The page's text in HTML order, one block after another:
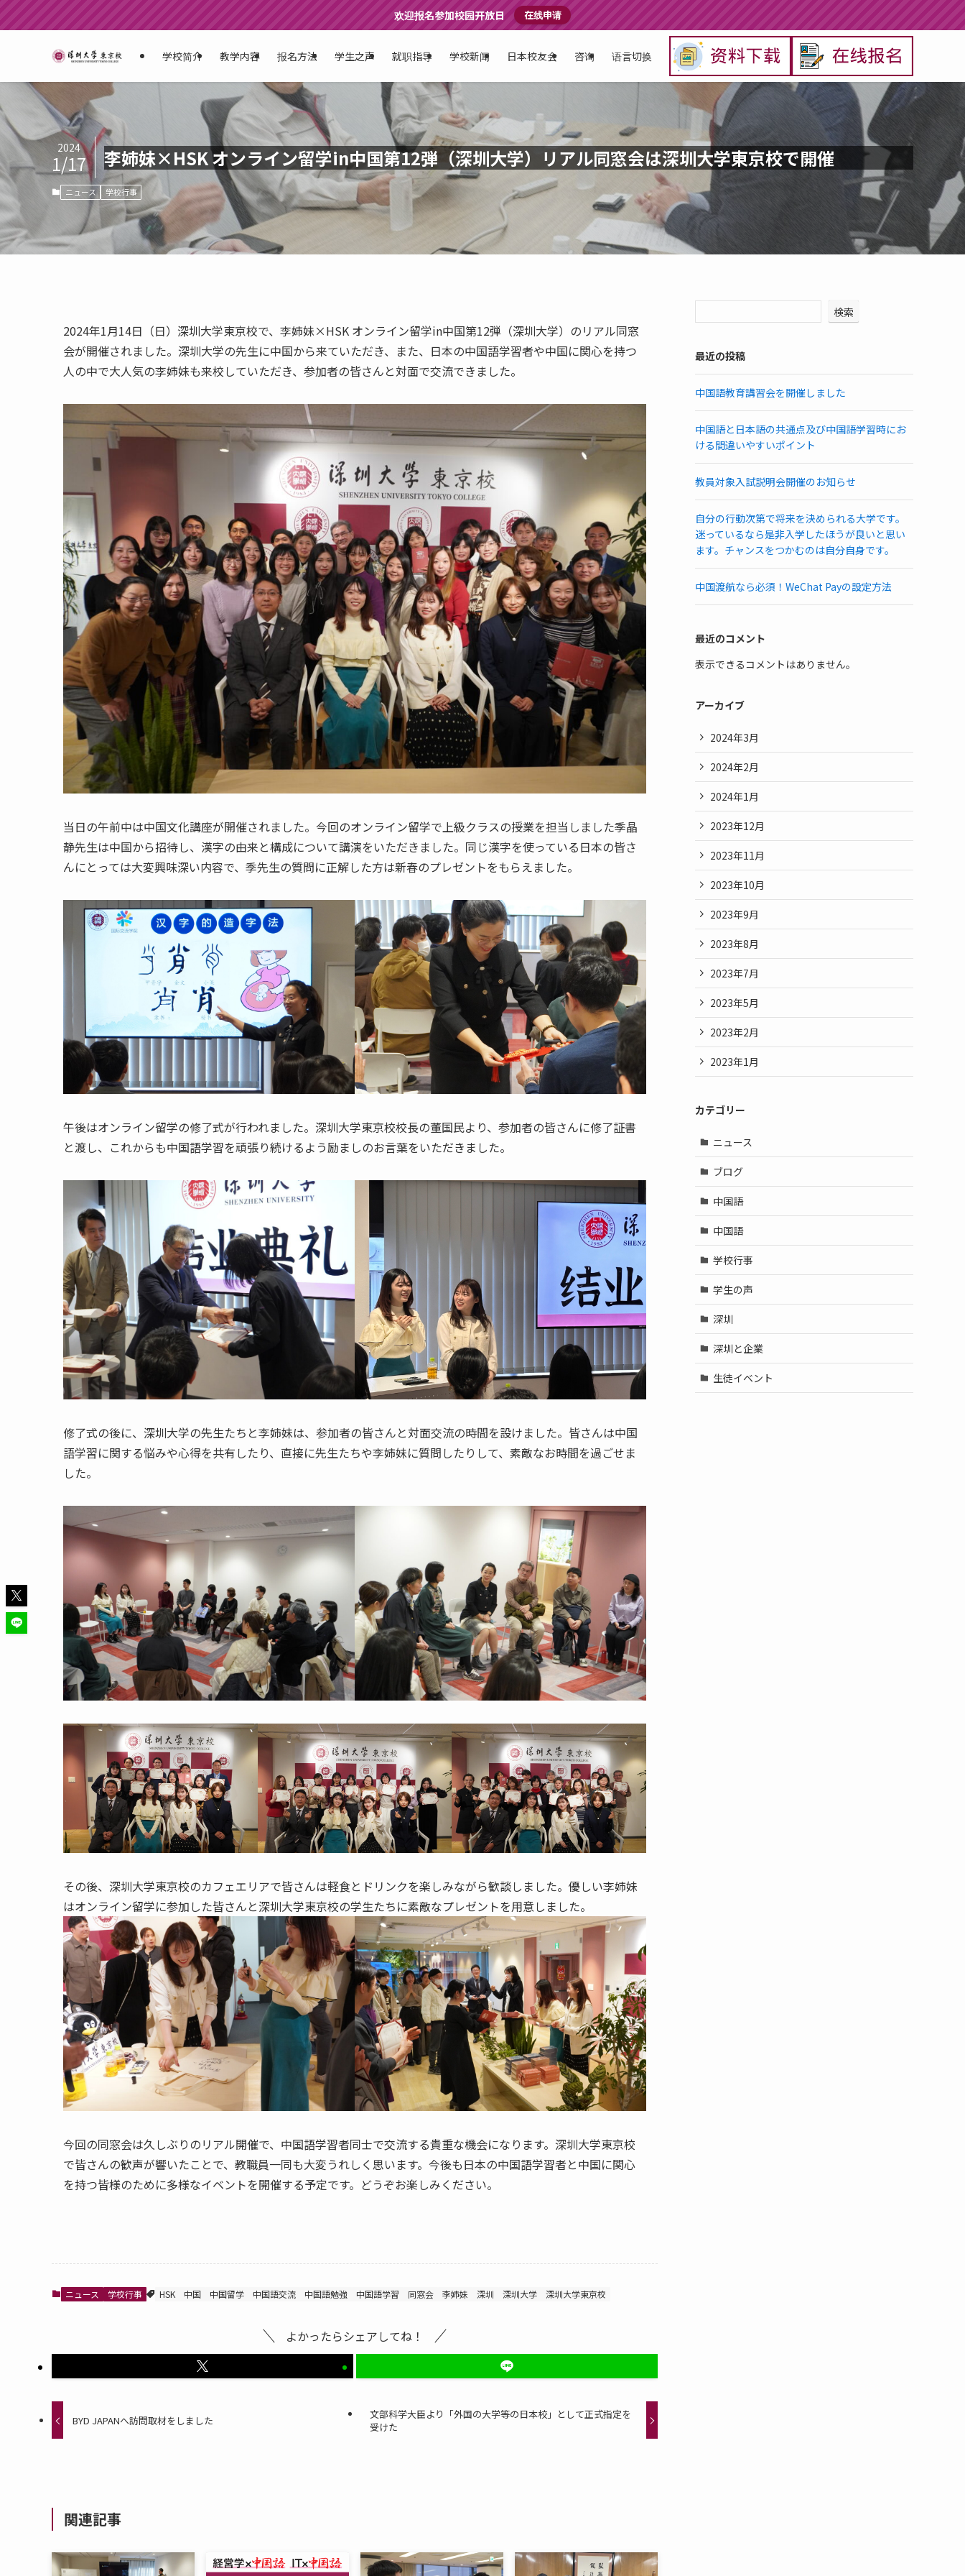
欢迎报名参加校园开放日 在线申请
学校简介 教学内容 报名方法 学生之声 就职指导 学校新闻 日本校友会 咨询 语言切换
李姉妹×HSK オンライン留学in中国第12弾（深圳大学）リアル同窓会は深圳大学東京校で開催
2024
1/17
ニュース 学校行事
2024年1月14日（日）深圳大学東京校で、李姉妹×HSK オンライン留学in中国第12弾（深圳大学）のリアル同窓
会が開催されました。深圳大学の先生に中国から来ていただき、また、日本の中国語学習者や中国に関心を持つ
人の中で大人気の李姉妹も来校していただき、参加者の皆さんと対面で交流できました。
当日の午前中は中国文化講座が開催されました。今回のオンライン留学で上級クラスの授業を担当しました季晶
静先生は中国から招待し、漢字の由来と構成について講演をいただきました。同じ漢字を使っている日本の皆さ
んにとっては大変興味深い内容で、季先生の質問に正解した方は新春のプレゼントをもらえました。
午後はオンライン留学の修了式が行われました。深圳大学東京校校長の董国民より、参加者の皆さんに修了証書
と渡し、これからも中国語学習を頑張り続けるよう励ましのお言葉をいただきました。
修了式の後に、深圳大学の先生たちと李姉妹は、参加者の皆さんと対面交流の時間を設けました。皆さんは中国
語学習に関する悩みや心得を共有したり、直接に先生たちや李姉妹に質問したりして、素敵なお時間を過ごせま
した。
その後、深圳大学東京校のカフェエリアで皆さんは軽食とドリンクを楽しみながら歓談しました。優しい李姉妹
はオンライン留学に参加した皆さんと深圳大学東京校の学生たちに素敵なプレゼントを用意しました。
今回の同窓会は久しぶりのリアル開催で、中国語学習者同士で交流する貴重な機会になります。深圳大学東京校
で皆さんの歓声が響いたことで、教職員一同も大変うれしく思います。今後も日本の中国語学習者と中国に関心
を持つ皆様のために多様なイベントを開催する予定です。どうぞお楽しみください。
ニュース 学校行事 HSK 中国 中国留学 中国語交流 中国語勉強 中国語学習 同窓会 李姉妹 深圳 深圳大学 深圳大学東京校
よかったらシェアしてね！
BYD JAPANへ訪問取材をしました
文部科学大臣より「外国の大学等の日本校」として正式指定を
受けた
関連記事
検索
最近の投稿
中国語教育講習会を開催しました
中国語と日本語の共通点及び中国語学習時にお
ける間違いやすいポイント
教員対象入試説明会開催のお知らせ
自分の行動次第で将来を決められる大学です。
迷っているなら是非入学したほうが良いと思い
ます。チャンスをつかむのは自分自身です。
中国渡航なら必須！WeChat Payの設定方法
最近のコメント
表示できるコメントはありません。
アーカイブ
2024年3月
2024年2月
2024年1月
2023年12月
2023年11月
2023年10月
2023年9月
2023年8月
2023年7月
2023年5月
2023年2月
2023年1月
カテゴリー
ニュース
ブログ
中国語
中国語
学校行事
学生の声
深圳
深圳と企業
生徒イベント